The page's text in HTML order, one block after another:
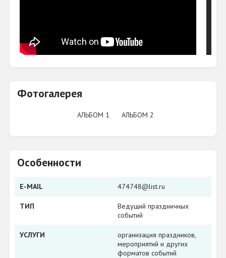
Особенности
E-MAIL 474748@list.ru
ТИП
Ведущий праздничных
событий
УСЛУГИ
организация праздников,
мероприятий и других
форматов событий
Фотогалерея
АЛЬБОМ 1 АЛЬБОМ 2